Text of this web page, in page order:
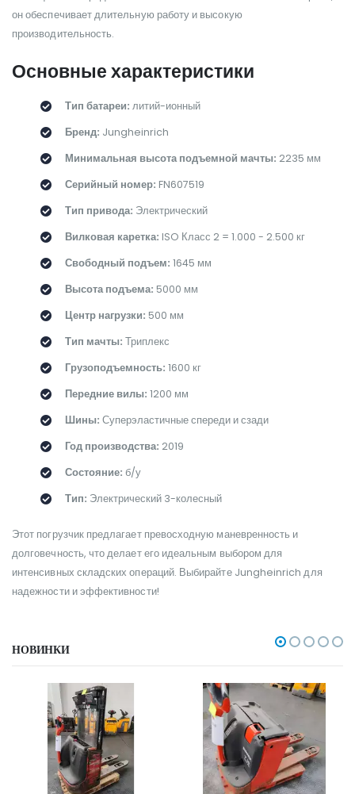
он обеспечивает длительную работу и высокую
производительность.
Основные характеристики
Тип батареи: литий-ионный
Бренд: Jungheinrich
Минимальная высота подъемной мачты: 2235 мм
Серийный номер: FN607519
Тип привода: Электрический
Вилковая каретка: ISO Класс 2 = 1.000 - 2.500 кг
Свободный подъем: 1645 мм
Высота подъема: 5000 мм
Центр нагрузки: 500 мм
Тип мачты: Триплекс
Грузоподъемность: 1600 кг
Передние вилы: 1200 мм
Шины: Суперэластичные спереди и сзади
Год производства: 2019
Состояние: б/у
Тип: Электрический 3-колесный
Этот погрузчик предлагает превосходную маневренность и
долговечность, что делает его идеальным выбором для
интенсивных складских операций. Выбирайте Jungheinrich для
надежности и эффективности!
НОВИНКИ